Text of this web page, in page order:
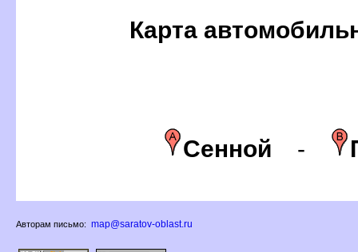
Карта
Сенной -
Авторам письмо: map@saratov-oblast.ru